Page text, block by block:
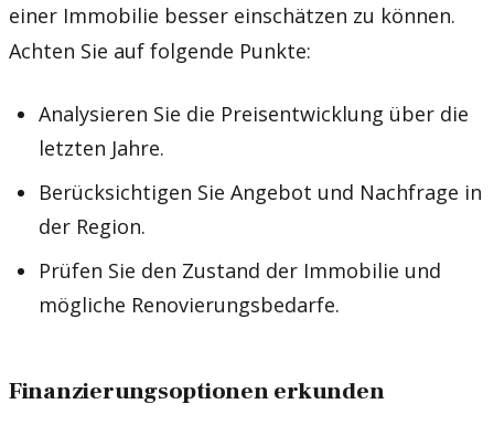
einer Immobilie besser einschätzen zu können.
Achten Sie auf folgende Punkte:
Analysieren Sie die Preisentwicklung über die
letzten Jahre.
Berücksichtigen Sie Angebot und Nachfrage in
der Region.
Prüfen Sie den Zustand der Immobilie und
mögliche Renovierungsbedarfe.
Finanzierungsoptionen erkunden